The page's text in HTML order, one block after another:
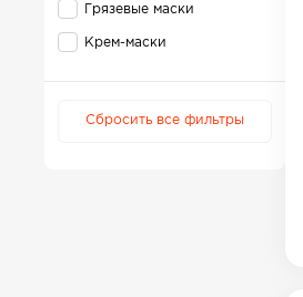
Для мужского здоровья
Для детского здоровья
При диабете
Грязевые маски
Крем-маски
Сбросить все фильтры